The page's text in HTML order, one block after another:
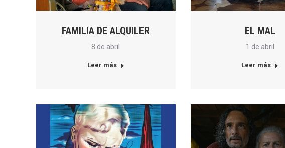
FAMILIA DE ALQUILER
8 de abril
Leer más
EL MAL
1 de abril
Leer más